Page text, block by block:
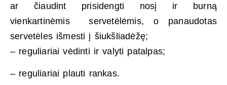
ar čiaudint prisidengti nosį ir burną
vienkartinėmis servetėlėmis, o panaudotas
servetėles išmesti į šiukšliadėžę;
– reguliariai vėdinti ir valyti patalpas;
– reguliariai plauti rankas.